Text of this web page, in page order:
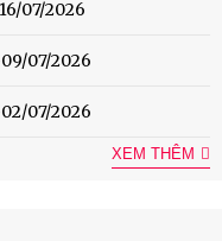
07/2026
07/2026
07/2026
XEM THÊM